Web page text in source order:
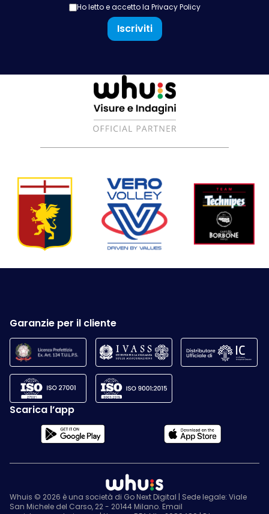
Ho letto e accetto la Privacy Policy
Iscriviti
Garanzie per il cliente
Scarica l’app
Whuis © 2026 è una società di Go Next Digital | Sede legale: Viale
San Michele del Carso, 22 - 20144 Milano. Email